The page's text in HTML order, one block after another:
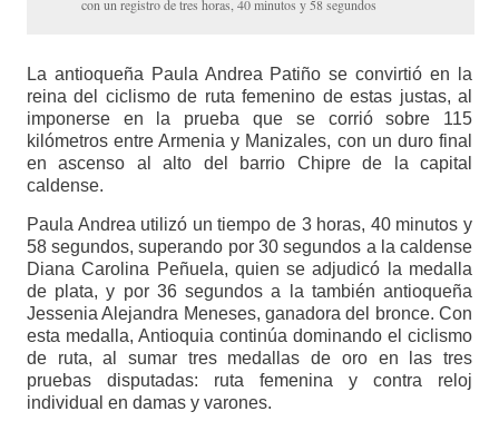
con un registro de tres horas, 40 minutos y 58 segundos
La antioqueña Paula Andrea Patiño se convirtió en la
reina del ciclismo de ruta femenino de estas justas, al
imponerse en la prueba que se corrió sobre 115
kilómetros entre Armenia y Manizales, con un duro final
en ascenso al alto del barrio Chipre de la capital
caldense.
Paula Andrea utilizó un tiempo de 3 horas, 40 minutos y
58 segundos, superando por 30 segundos a la caldense
Diana Carolina Peñuela, quien se adjudicó la medalla
de plata, y por 36 segundos a la también antioqueña
Jessenia Alejandra Meneses, ganadora del bronce. Con
esta medalla, Antioquia continúa dominando el ciclismo
de ruta, al sumar tres medallas de oro en las tres
pruebas disputadas: ruta femenina y contra reloj
individual en damas y varones.